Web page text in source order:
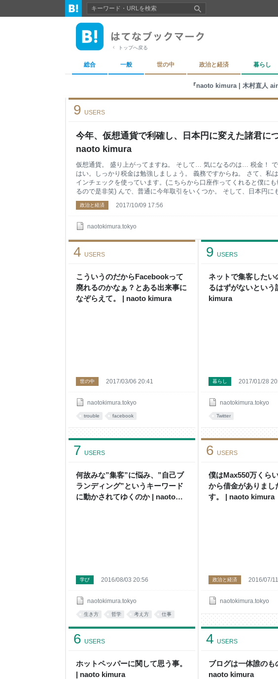
トップへ戻る
総合 一般 世の中 政治と経済 暮らし
『naoto kimura | 木村直人
今年、仮想通貨で利確し、日本円に変えた諸君につ
naoto kimura
9 USERS
naotokimura.tokyo
仮想通貨。 盛り上がってますね。 そして… 気になるのは… 税金！ で
はい。しっかり税金は勉強しましょう。 義務ですからね。 さて、私
インチェックを使っています。(こちらから口座作ってくれると僕にも
るので是非笑) んで、普通に今年取引をいくつか。 そして、日本円に
ます。 完全に出金してはないものの、買ったり売ったり。 課税される
てたのですが、もうええわ。とある程度割り切りで… ただ、今年の損
手計算なのでは…」 そう、コインチェックの場合、取引履歴がどうも
部見ていきましょう！死の宣告です。 こんなんと
政治と経済 2017/10/09 17:56
こういうのだからFacebookって
廃れるのかなぁ？とある出来事に
なぞらえて。 | naoto kimura
4 USERS
naotokimura.tokyo
世の中 2017/03/06 20:41
trouble facebook
ネットで集客したい
るはずがないという
kimura
9 USERS
naotokimura.tokyo
暮らし 2017/01/28
Twitter
何故みな”集客”に悩み、”自己ブ
ランディング”というキーワード
に動かされてゆくのか | naoto
7 USERS
naotokimura.tokyo
学び 2016/08/03 20:56
生き方 哲学 考え方 仕事
僕はMax550万くら
から借金がありまし
す。 | naoto kimura
6 USERS
naotokimura.tokyo
政治と経済 2016/07/
ホットペッパーに関して思う事。
| naoto kimura
6 USERS
ブログは一体誰のも
naoto kimura
4 USERS